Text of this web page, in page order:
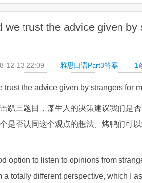
we trust the advice given
12-13 22:09 雅思口语Part3答案 1
trust the advice given by strangers for
趴三题目，谋生人的决策建议我们是
是否认同这个观点的想法。烤鸭们可
option to listen to opinions from
a totally different perspective, which I